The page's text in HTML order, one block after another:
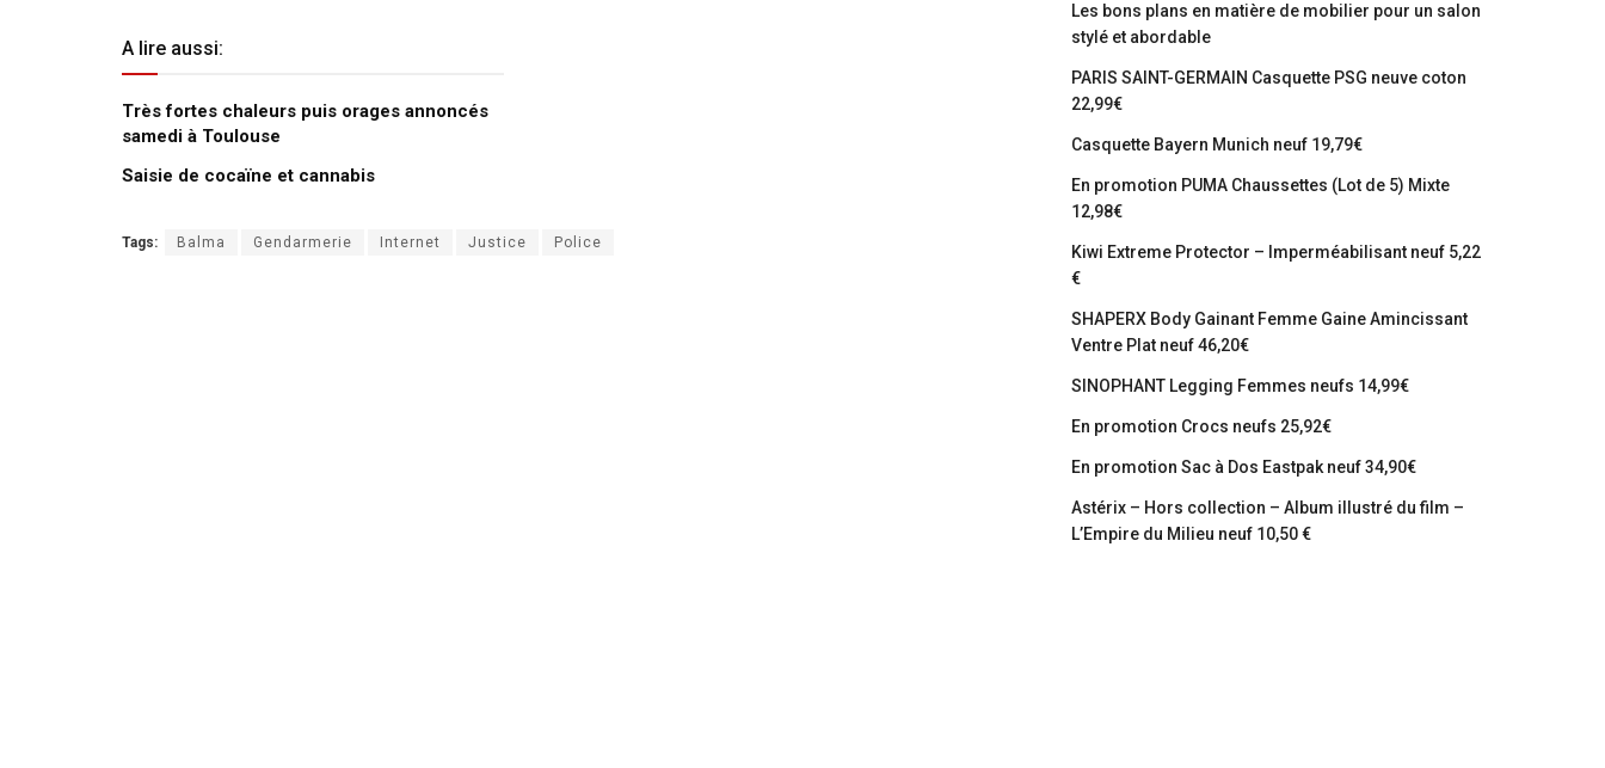
A lire aussi:
Très fortes chaleurs puis orages annoncés
samedi à Toulouse
Saisie de cocaïne et cannabis
Tags: Balma Gendarmerie Internet Justice Police
Les bons plans en matière de mobilier pour un salon
stylé et abordable
PARIS SAINT-GERMAIN Casquette PSG neuve coton
22,99€
Casquette Bayern Munich neuf 19,79€
En promotion PUMA Chaussettes (Lot de 5) Mixte
12,98€
Kiwi Extreme Protector – Imperméabilisant neuf 5,22
€
SHAPERX Body Gainant Femme Gaine Amincissant
Ventre Plat neuf 46,20€
SINOPHANT Legging Femmes neufs 14,99€
En promotion Crocs neufs 25,92€
En promotion Sac à Dos Eastpak neuf 34,90€
Astérix – Hors collection – Album illustré du film –
L’Empire du Milieu neuf 10,50 €